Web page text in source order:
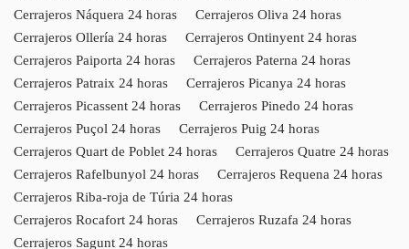
Cerrajeros Náquera 24 horas
Cerrajeros Oliva 24 horas
Cerrajeros Ollería 24 horas
Cerrajeros Ontinyent 24 horas
Cerrajeros Paiporta 24 horas
Cerrajeros Paterna 24 horas
Cerrajeros Patraix 24 horas
Cerrajeros Picanya 24 horas
Cerrajeros Picassent 24 horas
Cerrajeros Pinedo 24 horas
Cerrajeros Puçol 24 horas
Cerrajeros Puig 24 horas
Cerrajeros Quart de Poblet 24 horas
Cerrajeros Quatre 24 horas
Cerrajeros Rafelbunyol 24 horas
Cerrajeros Requena 24 horas
Cerrajeros Riba-roja de Túria 24 horas
Cerrajeros Rocafort 24 horas
Cerrajeros Ruzafa 24 horas
Cerrajeros Sagunt 24 horas